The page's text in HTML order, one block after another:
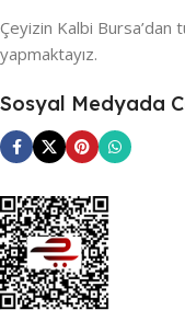
Çeyizin Kalbi Bursa’dan
yapmaktayız.
Sosyal Medyada